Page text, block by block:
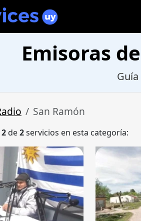
Emisoras
San Ramón
2de2servicios en esta categoría: